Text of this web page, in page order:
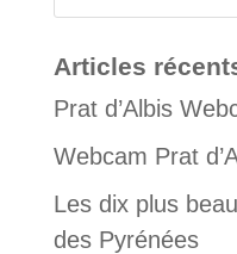
Articles
Prat d’Albis
Webcam Prat
Les dix plus
des Pyrénées